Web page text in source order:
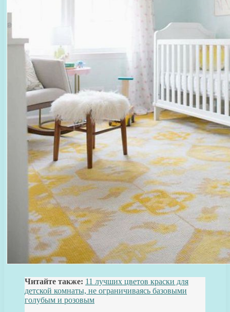
Читайте также: 11 лучших цветов краски для
детской комнаты, не ограничиваясь базовыми
голубым и розовым